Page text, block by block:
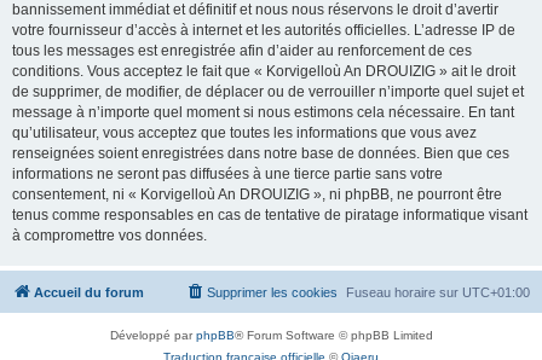
bannissement immédiat et définitif et nous nous réservons le droit d’avertir
votre fournisseur d’accès à internet et les autorités officielles. L’adresse IP de
tous les messages est enregistrée afin d’aider au renforcement de ces
conditions. Vous acceptez le fait que « Korvigelloù An DROUIZIG » ait le droit
de supprimer, de modifier, de déplacer ou de verrouiller n’importe quel sujet et
message à n’importe quel moment si nous estimons cela nécessaire. En tant
qu’utilisateur, vous acceptez que toutes les informations que vous avez
renseignées soient enregistrées dans notre base de données. Bien que ces
informations ne seront pas diffusées à une tierce partie sans votre
consentement, ni « Korvigelloù An DROUIZIG », ni phpBB, ne pourront être
tenus comme responsables en cas de tentative de piratage informatique visant
à compromettre vos données.
Accueil du forum Fuseau horaire sur UTC+01:00
Supprimer les cookies
Développé parphpBB® Forum Software © phpBB Limited
Traduction française officielle ©Qiaeru